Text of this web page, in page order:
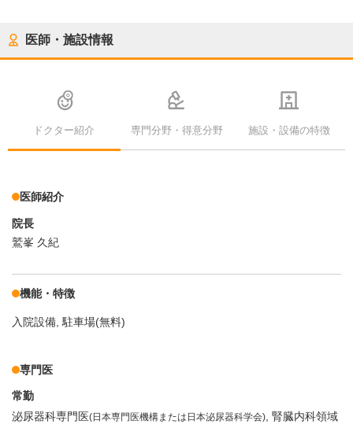
医師・施設情報
ドクター紹介 専門分野・得意分野 施設・設備の特徴
医師紹介
院長
鷲峯 久紀
機能・特徴
入院設備 駐車場(無料)
専門医
常勤
泌尿器科専門医(日本専門医機構または日本泌尿器科学会) 腎臓内科領域